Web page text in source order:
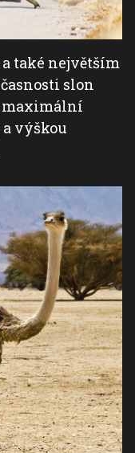
také největším
slon
výškou